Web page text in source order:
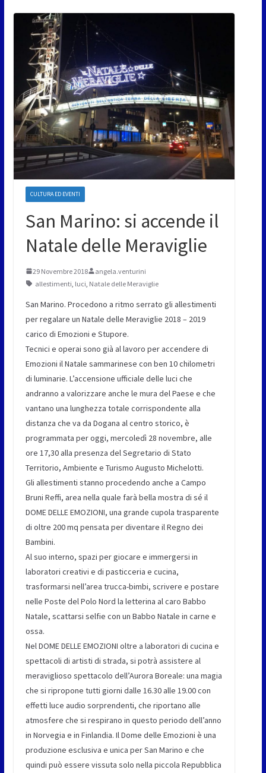
CULTURA ED EVENTI
San Marino: si accende il
Natale delle Meraviglie
29 Novembre 2018
angela.venturini
allestimenti luci Natale delle Meraviglie
San Marino. Procedono a ritmo serrato gli allestimenti
per regalare un Natale delle Meraviglie 2018 – 2019
carico di Emozioni e Stupore.
Tecnici e operai sono già al lavoro per accendere di
Emozioni il Natale sammarinese con ben 10 chilometri
di luminarie. L’accensione ufficiale delle luci che
andranno a valorizzare anche le mura del Paese e che
vantano una lunghezza totale corrispondente alla
distanza che va da Dogana al centro storico, è
programmata per oggi, mercoledì 28 novembre, alle
ore 17,30 alla presenza del Segretario di Stato
Territorio, Ambiente e Turismo Augusto Michelotti.
Gli allestimenti stanno procedendo anche a Campo
Bruni Reffi, area nella quale farà bella mostra di sé il
DOME DELLE EMOZIONI, una grande cupola trasparente
di oltre 200 mq pensata per diventare il Regno dei
Bambini.
Al suo interno, spazi per giocare e immergersi in
laboratori creativi e di pasticceria e cucina,
trasformarsi nell’area trucca-bimbi, scrivere e postare
nelle Poste del Polo Nord la letterina al caro Babbo
Natale, scattarsi selfie con un Babbo Natale in carne e
ossa.
Nel DOME DELLE EMOZIONI oltre a laboratori di cucina e
spettacoli di artisti di strada, si potrà assistere al
meraviglioso spettacolo dell’Aurora Boreale: una magia
che si ripropone tutti giorni dalle 16.30 alle 19.00 con
effetti luce audio sorprendenti, che riportano alle
atmosfere che si respirano in questo periodo dell’anno
in Norvegia e in Finlandia. Il Dome delle Emozioni è una
produzione esclusiva e unica per San Marino e che
quindi può essere vissuta solo nella piccola Repubblica